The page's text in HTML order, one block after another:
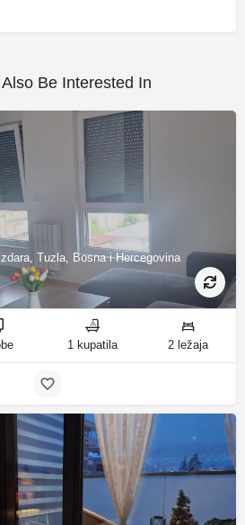
Be Interested In
Tuzla, Bosna i Hercegovina
1 kupatila 2 ležaja